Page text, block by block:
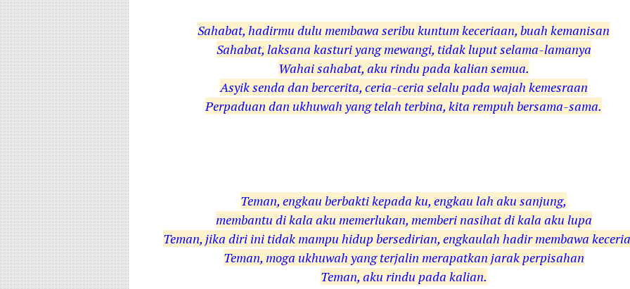
Sahabat, hadirmu dulu membawa seribu kuntum keceriaan, buah kemanisan
Sahabat, laksana kasturi yang mewangi, tidak luput selama-lamanya
Wahai sahabat, aku rindu pada kalian semua.
Asyik senda dan bercerita, ceria-ceria selalu pada wajah kemesraan
Perpaduan dan ukhuwah yang telah terbina, kita rempuh bersama-sama.
Teman, engkau berbakti kepada ku, engkau lah aku sanjung,
membantu di kala aku memerlukan, memberi nasihat di kala aku lupa
Teman, jika diri ini tidak mampu hidup bersedirian, engkaulah hadir membawa
Teman, moga ukhuwah yang terjalin merapatkan jarak perpisahan
Teman, aku rindu pada kalian.